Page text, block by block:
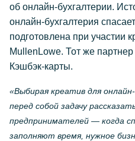
об онлайн-бухгалтерии.
онлайн-бухгалтерия
подготовлена при участии
MullenLowe. Тот же
Кэшбэк-карты.
«Выбирая креатив для
перед собой задачу
предпринимателей — когда
заполняют время, нужное